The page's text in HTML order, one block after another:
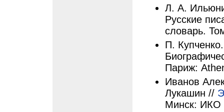
Л. А.
Русские
словарь.
П.
Париж:
Иванов
Лукашин //
Минск: ИКО